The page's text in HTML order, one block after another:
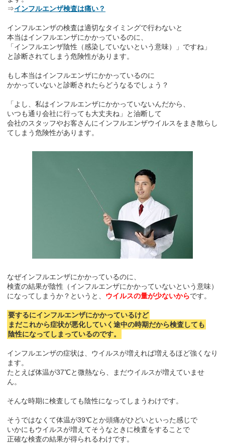
⇒インフルエンザ検査は痛い？
インフルエンザの検査は適切なタイミングで行わないと
本当はインフルエンザにかかっているのに、
「インフルエンザ陰性（感染していないという意味）」ですね」
と診断されてしまう危険性があります。
もし本当はインフルエンザにかかっているのに
かかっていないと診断されたらどうなるでしょう？
「よし、私はインフルエンザにかかっていないんだから、
いつも通り会社に行っても大丈夫ね」と油断して
会社のスタッフやお客さんにインフルエンザウイルスをまき散らし
てしまう危険性があります。
なぜインフルエンザにかかっているのに、
検査の結果が陰性（インフルエンザにかかっていないという意味）
になってしまうか？というと、 ウイルスの量が少ないからです。
要するにインフルエンザにかかっているけど
まだこれから症状が悪化していく途中の時期だから検査しても
陰性になってしまっているのです。
インフルエンザの症状は、ウイルスが増えれば増えるほど強くなり
ます。
たとえば体温が37℃と微熱なら、まだウイルスが増えていませ
ん。
そんな時期に検査しても陰性になってしまうわけです。
そうではなくて体温が39℃とか頭痛がひどいといった感じで
いかにもウイルスが増えてそうなときに検査をすることで
正確な検査の結果が得られるわけです。